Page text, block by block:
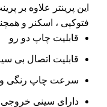
این پرینتر علاوه بر
فتوکپی ، اسکنر و
قابلیت چاپ دو رو
قابلیت اتصال بی
سرعت چاپ رنگی و سیاه سفید
دارای سینی خروجی 250 برگی